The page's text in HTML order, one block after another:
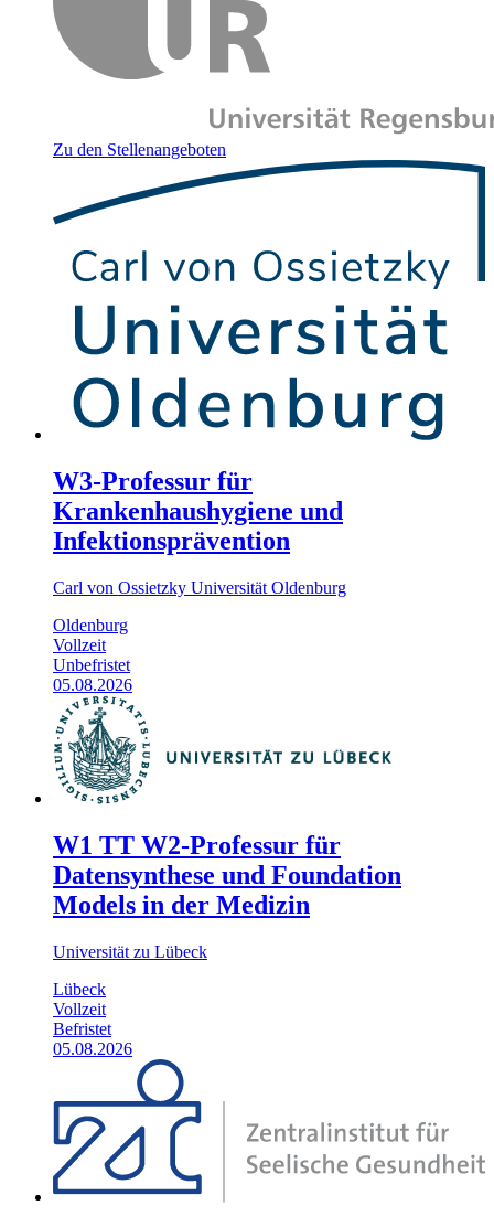
Zu den Stellenangeboten
W3-Professur für
Krankenhaushygiene und
Infektionsprävention
Carl von Ossietzky Universität Oldenburg
Oldenburg
Vollzeit
Unbefristet
05.08.2026
W1 TT W2-Professur für
Datensynthese und Foundation
Models in der Medizin
Universität zu Lübeck
Lübeck
Vollzeit
Befristet
05.08.2026